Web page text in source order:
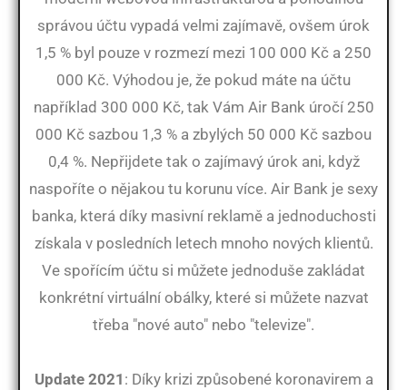
správou účtu vypadá velmi zajímavě, ovšem úrok
1,5 % byl pouze v rozmezí mezi 100 000 Kč a 250
000 Kč. Výhodou je, že pokud máte na účtu
například 300 000 Kč, tak Vám Air Bank úročí 250
000 Kč sazbou 1,3 % a zbylých 50 000 Kč sazbou
0,4 %. Nepřijdete tak o zajímavý úrok ani, když
naspoříte o nějakou tu korunu více. Air Bank je sexy
banka, která díky masivní reklamě a jednoduchosti
získala v posledních letech mnoho nových klientů.
Ve spořícím účtu si můžete jednoduše zakládat
konkrétní virtuální obálky, které si můžete nazvat
třeba "nové auto" nebo "televize".
Update 2021 : Díky krizi způsobené koronavirem a